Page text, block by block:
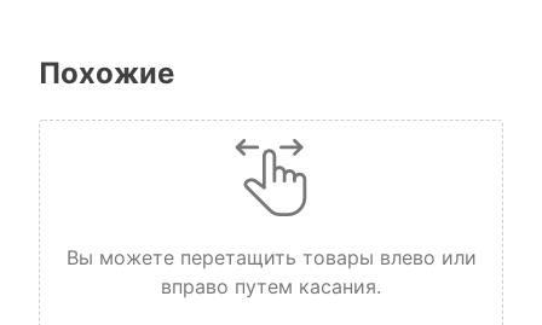
Похожие
Вы можете перетащить товары влево или
вправо путем касания.